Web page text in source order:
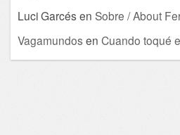
Luci Garcés en Sobre / About
Vagamundos en Cuando toqué